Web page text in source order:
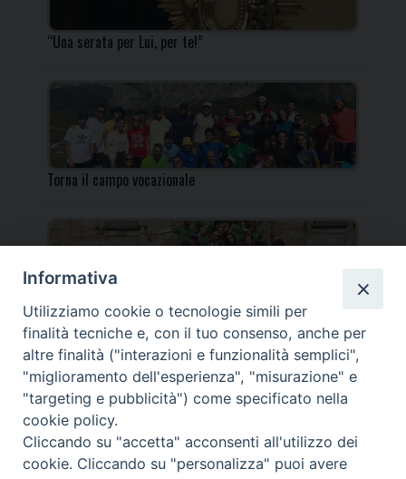
“Una serata per Lui, per te!”
Torna il campo vocazionale
Torna il Campo Missionario Diocesano
_____________________________________________________
_____________________________
DIOCESI DI FANO FOSSOMBRONE CAGLI PERGOLA | Via Roma,
Informativa
Utilizziamo cookie o tecnologie simili per
finalità tecniche e, con il tuo consenso, anche per
altre finalità ("interazioni e funzionalità semplici",
"miglioramento dell'esperienza", "misurazione" e
"targeting e pubblicità") come specificato nella
cookie policy.
Cliccando su "accetta" acconsenti all'utilizzo dei
cookie. Cliccando su "personalizza" puoi avere